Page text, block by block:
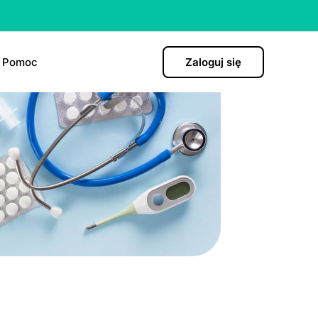
Pomoc Zaloguj się